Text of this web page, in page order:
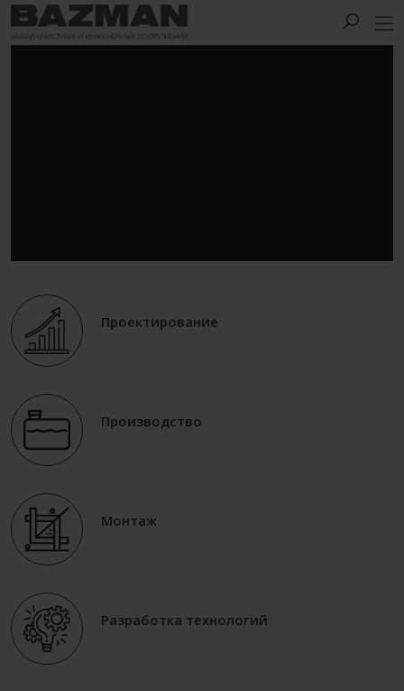
Проектирование
Производство
Монтаж
Разработка технологий